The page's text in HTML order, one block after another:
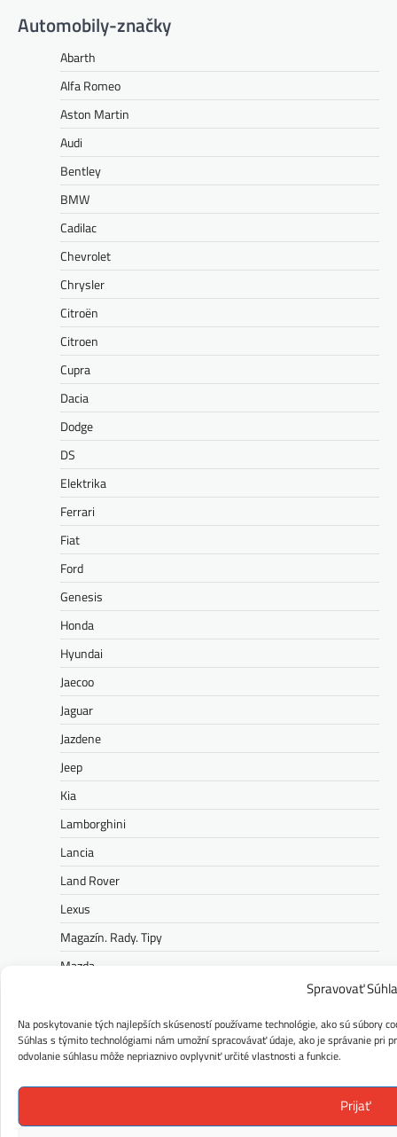
Spravovať
Na poskytovanie tých najlepších skúseností používame technológie, ako sú súbory
Súhlas s týmito technológiami nám umožní spracovávať údaje, ako je správanie pri
odvolanie súhlasu môže nepriaznivo ovplyvniť určité vlastnosti a funkcie.
Prijať
Automobily-značky
Abarth
Alfa Romeo
Aston Martin
Audi
Bentley
BMW
Cadilac
Chevrolet
Chrysler
Citroën
Citroen
Cupra
Dacia
Dodge
DS
Elektrika
Ferrari
Fiat
Ford
Genesis
Honda
Hyundai
Jaecoo
Jaguar
Jazdene
Jeep
Kia
Lamborghini
Lancia
Land Rover
Lexus
Magazín. Rady. Tipy
Mazda
MG
Mini